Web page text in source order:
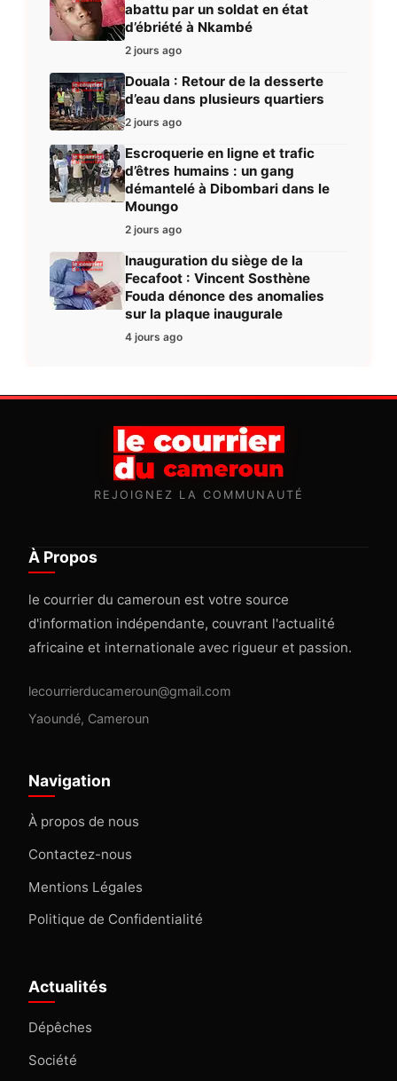
abattu par un soldat en état
d’ébriété à Nkambé
2 jours ago
Douala : Retour de la desserte
d’eau dans plusieurs quartiers
2 jours ago
Escroquerie en ligne et trafic
d’êtres humains : un gang
démantelé à Dibombari dans le
Moungo
2 jours ago
Inauguration du siège de la
Fecafoot : Vincent Sosthène
Fouda dénonce des anomalies
sur la plaque inaugurale
4 jours ago
REJOIGNEZ LA COMMUNAUTÉ
À Propos
le courrier du cameroun est votre source
d'information indépendante, couvrant l'actualité
africaine et internationale avec rigueur et passion.
lecourrierducameroun@gmail.com
Yaoundé, Cameroun
Navigation
À propos de nous
Contactez-nous
Mentions Légales
Politique de Confidentialité
Actualités
Dépêches
Société